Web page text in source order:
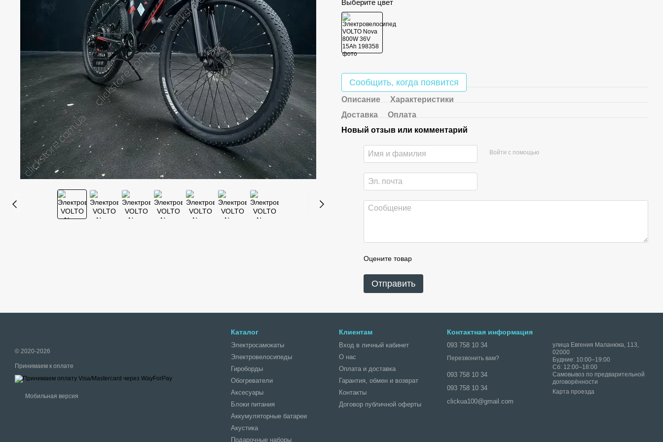
Выберите цвет
Сообщить, когда появится
Описание
Характеристики
Доставка
Оплата
Новый отзыв или комментарий
Войти с помощью
Оцените товар
Отправить
© 2020-2026
Принимаем к оплате
Мобильная версия
Каталог
Электросамокаты
Электровелосипеды
Гироборды
Обогреватели
Аксесуары
Блоки питания
Аккумуляторные батареи
Акустика
Подарочные наборы
Клиентам
Вход в личный кабинет
О нас
Оплата и доставка
Гарантия, обмен и возврат
Контакты
Договор публичной оферты
Контактная информация
093 758 10 34
Перезвонить вам?
093 758 10 34
093 758 10 34
clickua100@gmail.com
улица Евгения Маланюка, 113,
02000
Будние: 10:00–19:00
Сб: 12:00–18:00
Самовывоз по предварительной
договорённости
Карта проезда